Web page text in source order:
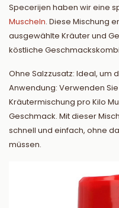
Specerijen haben wir eine
Muscheln. Diese Mischung
ausgewählte Kräuter und
köstliche
Ohne Salzzusatz: Ideal, um
Anwendung: Verwenden Sie
Kräutermischung pro Kilo
Geschmack. Mit dieser
schnell und einfach, ohne
müssen.